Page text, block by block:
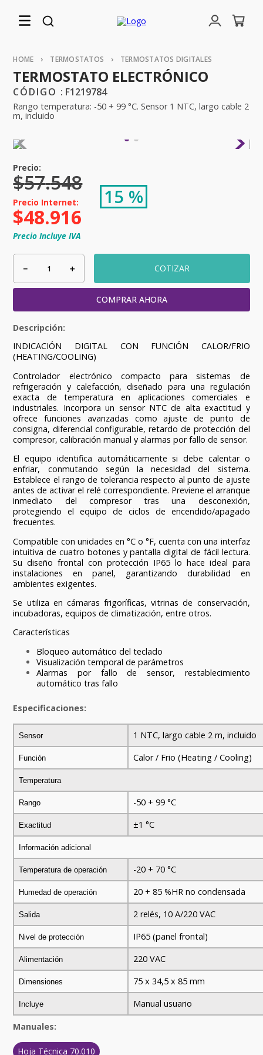
TERMOSTATOS TERMOSTATOS DIGITALES
TERMOSTATO ELECTRÓNICO
: F1219784
Rango temperatura: -50 + 99 °C. Sensor 1 NTC, largo cable 2
m, incluido
$57.548
15 %
$48.916
Precio Incluye IVA
＋
－ COTIZAR
COMPRAR AHORA
INDICACIÓN DIGITAL CON FUNCIÓN CALOR/FRIO
(HEATING/COOLING)
Controlador electrónico compacto para sistemas de
refrigeración y calefacción, diseñado para una regulación
exacta de temperatura en aplicaciones comerciales e
industriales. Incorpora un sensor NTC de alta exactitud y
ofrece funciones avanzadas como ajuste de punto de
consigna, diferencial configurable, retardo de protección del
compresor, calibración manual y alarmas por fallo de sensor.
El equipo identifica automáticamente si debe calentar o
enfriar, conmutando según la necesidad del sistema.
Establece el rango de tolerancia respecto al punto de ajuste
antes de activar el relé correspondiente. Previene el arranque
inmediato del compresor tras una desconexión,
protegiendo el equipo de ciclos de encendido/apagado
frecuentes.
Compatible con unidades en °C o °F, cuenta con una interfaz
intuitiva de cuatro botones y pantalla digital de fácil lectura.
Su diseño frontal con protección IP65 lo hace ideal para
instalaciones en panel, garantizando durabilidad en
ambientes exigentes.
Se utiliza en cámaras frigoríficas, vitrinas de conservación,
incubadoras, equipos de climatización, entre otros.
Características
Bloqueo automático del teclado
Visualización temporal de parámetros
Alarmas por fallo de sensor, restablecimiento
automático tras fallo
Especificaciones:
Sensor 1 NTC, largo cable 2 m, incluido
Función Calor / Frio (Heating / Cooling)
Temperatura
Rango -50 + 99 °C
Exactitud ±1 °C
Información adicional
Temperatura de operación -20 + 70 °C
Humedad de operación 20 + 85 %HR no condensada
Salida 2 relés, 10 A/220 VAC
Nivel de protección IP65 (panel frontal)
Alimentación 220 VAC
Dimensiones 75 x 34,5 x 85 mm
Incluye Manual usuario
Manuales:
Hoja Técnica 70.010